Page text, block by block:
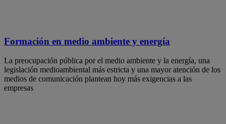
Formación en medio ambiente y energía
La preocupación pública por el medio ambiente y la energía, una
legislación medioambiental más estricta y una mayor atención de los
medios de comunicación plantean hoy más exigencias a las
empresas